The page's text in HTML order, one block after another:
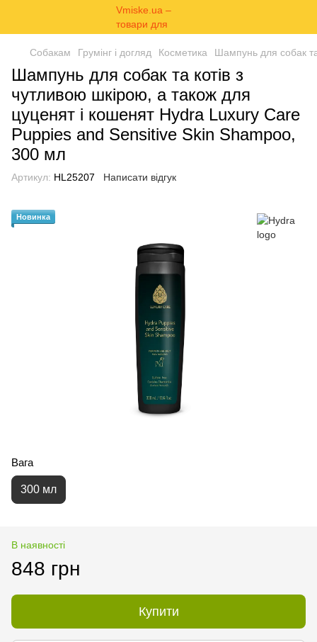
Собакам Грумінг і догляд Косметика Шампунь для собак
Шампунь для собак та котів з
чутливою шкірою, а також для
цуценят і кошенят Hydra Luxury Care
Puppies and Sensitive Skin Shampoo,
300 мл
Артикул: HL25207 Написати відгук
Новинка
Вага
300 мл
В наявності
848 грн
Купити